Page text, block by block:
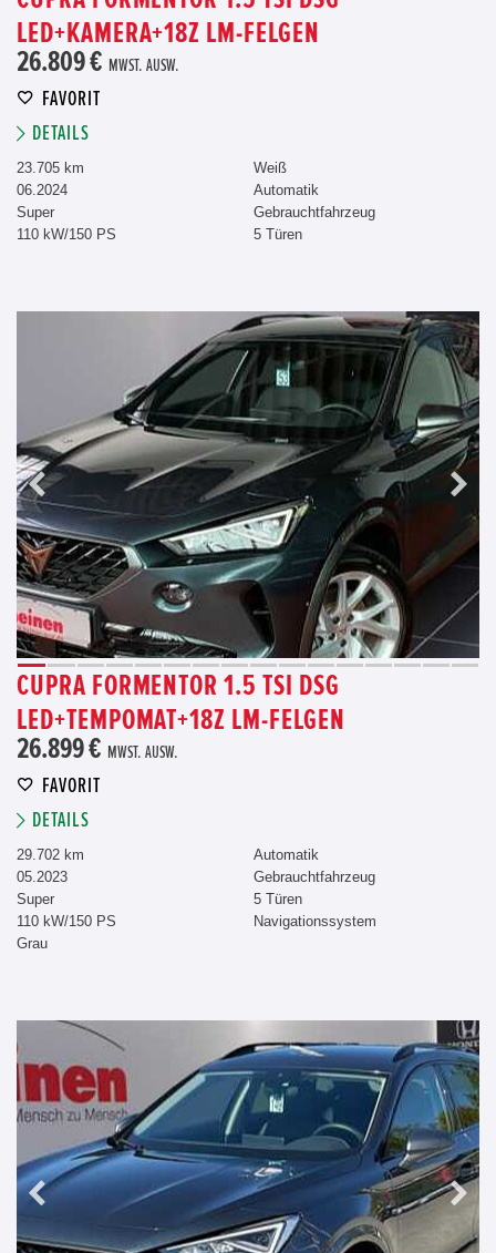
LED+KAMERA+18Z LM-FELGEN
26.809 € MWST. AUSW.
FAVORIT
DETAILS
23.705 km
06.2024
Super
110 kW/150 PS
Weiß
Automatik
Gebrauchtfahrzeug
5 Türen
CUPRA FORMENTOR 1.5 TSI DSG
LED+TEMPOMAT+18Z LM-FELGEN
26.899 € MWST. AUSW.
FAVORIT
DETAILS
29.702 km
05.2023
Super
110 kW/150 PS
Grau
Automatik
Gebrauchtfahrzeug
5 Türen
Navigationssystem